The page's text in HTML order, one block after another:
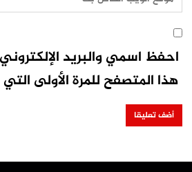
احفظ اسمي والبريد
هذا المتصفح للمرة الأولى